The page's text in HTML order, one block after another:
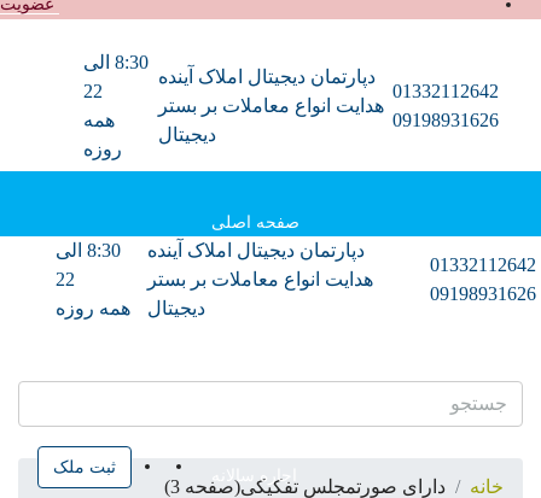
عضویت
01332112642
09198931626
دپارتمان دیجیتال املاک آینده
هدایت انواع معاملات بر بستر
دیجیتال
8:30 الی
همه
روزه
صفحه اصلی
اجاره سالانه ثبت ملک
دپارتمان دیجیتال املاک آینده
هدایت انواع معاملات بر بستر
دیجیتال
8:30 الی
همه روزه
خانه دارای صورتمجلس تفکیکی(صفحه 3)